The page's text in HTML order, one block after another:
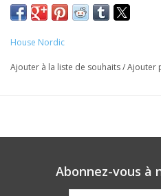
Matériaux
House Nordic
Ajouter à la liste de souhaits/Ajouter
Abonnez-vous